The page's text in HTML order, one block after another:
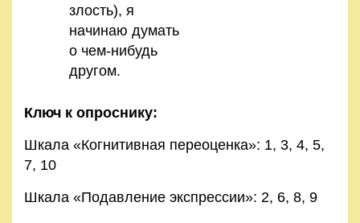
злость), я
начинаю думать
о чем-нибудь
другом.
Ключ к опроснику:
Шкала «Когнитивная переоценка»: 1, 3, 4, 5,
7, 10
Шкала «Подавление экспрессии»: 2, 6, 8, 9